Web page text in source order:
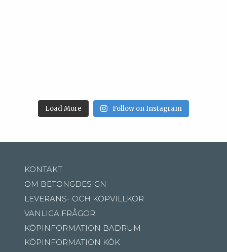
Load More Follow on Instagram
KONTAKT
OM BETONGDESIGN
LEVERANS- OCH KÖPVILLKOR
VANLIGA FRÅGOR
KÖPINFORMATION BADRUM
KÖPINFORMATION KÖK